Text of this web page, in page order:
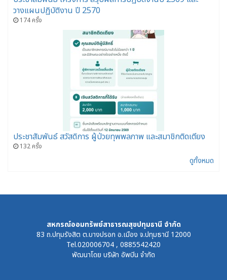
วางแผนปฏิบัติงาน ปี 2570
174 ครั้ง
ประชาสัมพันธ์ สวัสดิการ ผู้ป่วยทุพพลภาพ และสมาชิกติดเตียง
132 ครั้ง
ดูทั้งหมด
สหกรณ์ออมทรัพย์สาธารณสุขปทุมธานี จำกัด
83 ถ.ปทุมรังสิต ต.บางปรอก อ.เมือง จ.ปทุมธานี 12000
Tel.020006704 , 0885542420
พัฒนาโดย บริษัท อัพบีน จำกัด